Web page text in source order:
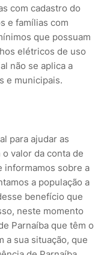
com cadastro do
e famílias com
que possuam
elétricos de uso
não se aplica a
e municipais.
para ajudar as
valor da conta de
informamos sobre a
a população a
benefício que
neste momento
Parnaíba que têm o
a sua situação, que